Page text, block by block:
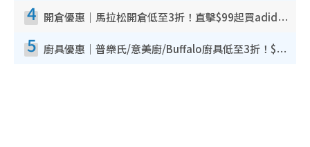
4 開倉優惠｜馬拉松開倉低至3折！直擊$99起買adidas／New Balance／Puma鞋款 STANLEY保溫杯劈價至$119起
5 廚具優惠｜普樂氏/意美廚/Buffalo廚具低至3折！$89起買煎鍋／炒鑊／個人鍋 同場小家電激減至$99起